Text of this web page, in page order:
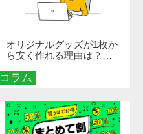
コラム
オリジナルグッズが1枚か
ら安く作れる理由は？オ
とメリットを解説